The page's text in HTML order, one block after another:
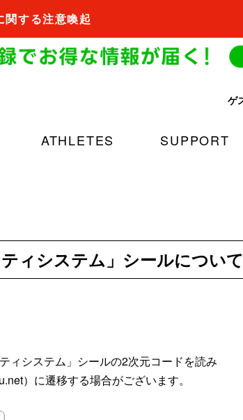
する注意喚起
ATHLETES SUPPORT
ゲ
ィシステム」シールについて
ィシステム」シールの2次元コードを読み
）に遷移する場合がございます。